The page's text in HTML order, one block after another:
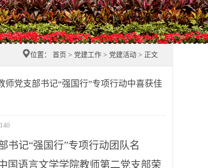
位置： 首页 > 党建工作 > 党建活动 > 正文
师党支部书记“强国行”专项行动中喜获佳
140
书记“强国行”专项行动团队名
国语言文学学院教师第二党支部荣